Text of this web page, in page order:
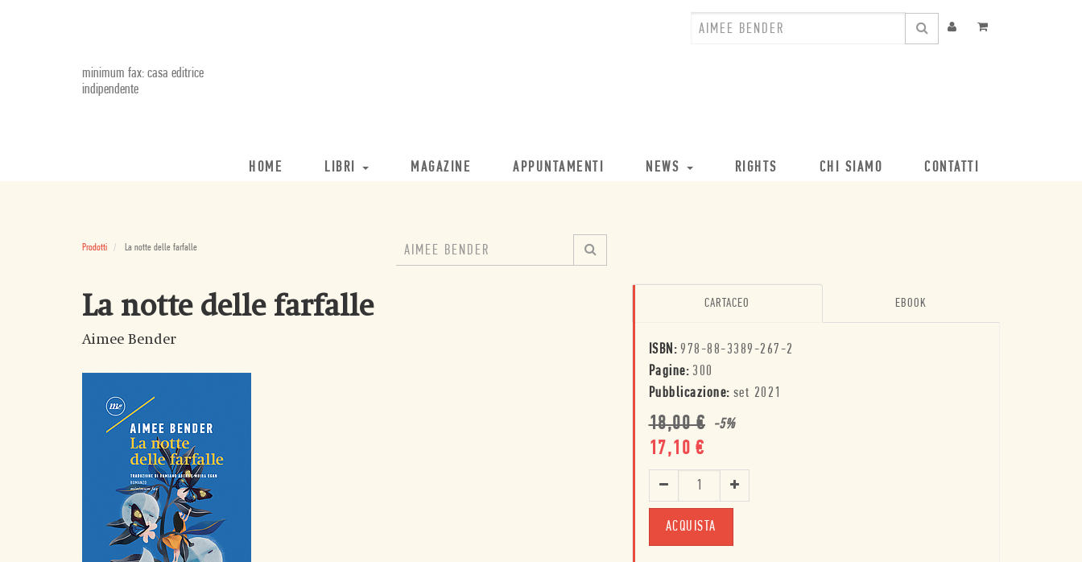
minimum fax: casa editrice
indipendente
HOME LIBRI MAGAZINE APPUNTAMENTI NEWS RIGHTS CHI SIAMO CONTATTI
Prodotti La notte delle farfalle
La notte delle farfalle
Aimee Bender
CARTACEO EBOOK
ISBN: 978-88-3389-267-2
Pagine: 300
Pubblicazione: set 2021
18,00€ -5%
17,10 €
ACQUISTA